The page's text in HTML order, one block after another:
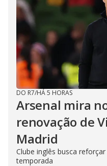
DO R7/HÁ 5 HORAS
Arsenal mira
renovação de
Madrid
Clube inglês busca
temporada